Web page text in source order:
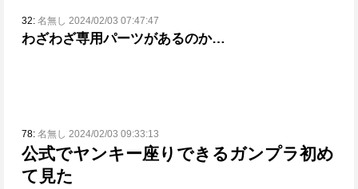
32: 名無し 2024/02/03 07:47:47
わざわざ専用パーツがあるのか…
78: 名無し 2024/02/03 09:33:13
公式でヤンキー座りできるガンプラ初め
て見た